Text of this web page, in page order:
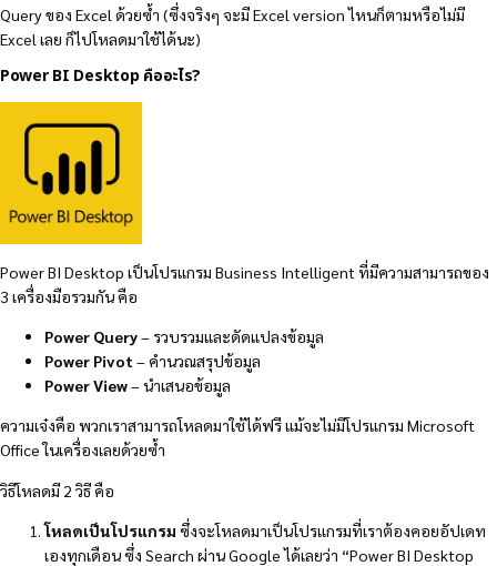
Query ของ Excel ด้วยซ้ำ (ซึ่งจริงๆ จะมี Excel version ไหนก็ตามหรือไม่มี
Excel เลย ก็ไปโหลดมาใช้ได้นะ)
Power BI Desktop คืออะไร?
Power BI Desktop เป็นโปรแกรม Business Intelligent ที่มีความสามารถของ
3 เครื่องมือรวมกัน คือ
Power Query– รวบรวมและดัดแปลงข้อมูล
Power Pivot – คำนวณสรุปข้อมูล
Power View– นำเสนอข้อมูล
ความเจ๋งคือ พวกเราสามารถโหลดมาใช้ได้ฟรี แม้จะไม่มีโปรแกรม Microsoft
Office ในเครื่องเลยด้วยซ้ำ
วิธีโหลดมี 2 วิธี คือ
โหลดเป็นโปรแกรม ซึ่งจะโหลดมาเป็นโปรแกรมที่เราต้องคอยอัปเดท
เองทุกเดือน ซึ่ง Search ผ่าน Google ได้เลยว่า “Power BI Desktop